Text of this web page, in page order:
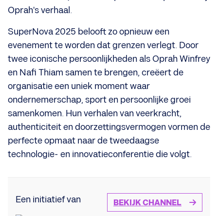
Oprah's verhaal.
SuperNova 2025 belooft zo opnieuw een
evenement te worden dat grenzen verlegt. Door
twee iconische persoonlijkheden als Oprah Winfrey
en Nafi Thiam samen te brengen, creëert de
organisatie een uniek moment waar
ondernemerschap, sport en persoonlijke groei
samenkomen. Hun verhalen van veerkracht,
authenticiteit en doorzettingsvermogen vormen de
perfecte opmaat naar de tweedaagse
technologie- en innovatieconferentie die volgt.
BEKIJK CHANNEL
Een initiatief van